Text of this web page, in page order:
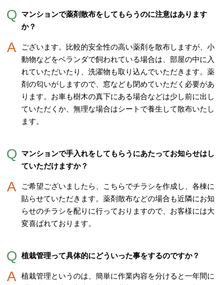
マンションで薬剤散布をしてもらうのに注意はあります
か？
ございます。比較的安全性の高い薬剤を散布しますが、小
動物などをベランダで飼われている場合は、部屋の中に入
れていただいたり、洗濯物も取り込んでいただきます。薬
剤の匂いがしますので、窓なども閉めていただく必要があ
ります。お車も樹木の真下にある場合などは少し前に出し
ていただくか、無理な場合はシートで養生して散布いたし
ます。
マンションで手入れをしてもらうにあたってお知らせはし
ていただけますか？
ご希望ございましたら、こちらでチラシを作成し、各棟に
貼らせていただきます。薬剤散布などの場合も近隣にお知
らせのチラシを配りに行っておりますので、お客様には大
変喜ばれております。
植栽管理って具体的にどういった事をするのですか？
植栽管理というのは、簡単に作業内容を分けると一年間に